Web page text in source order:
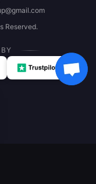
Reserved.